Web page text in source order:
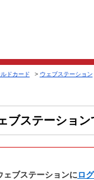
ドカード > ウェブステーション
ブステーショ
ェブステーションにロ